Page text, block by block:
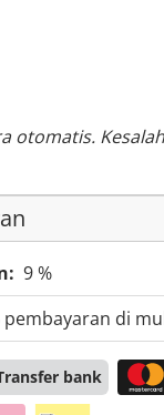
otomatis.
9 %
pembayaran di
bank